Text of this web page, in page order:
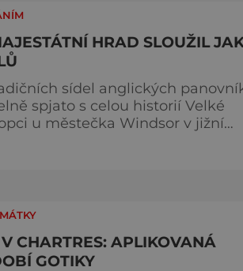
800 metrů cest. Původně se v
HRAD SLOUŽIL
sídel anglických
spjato s celou historií Velké
obklopená věčně zelenými
dobýt. Za bezmála 950
CHARTRES: APLIKOVANÁ
GOTIKY